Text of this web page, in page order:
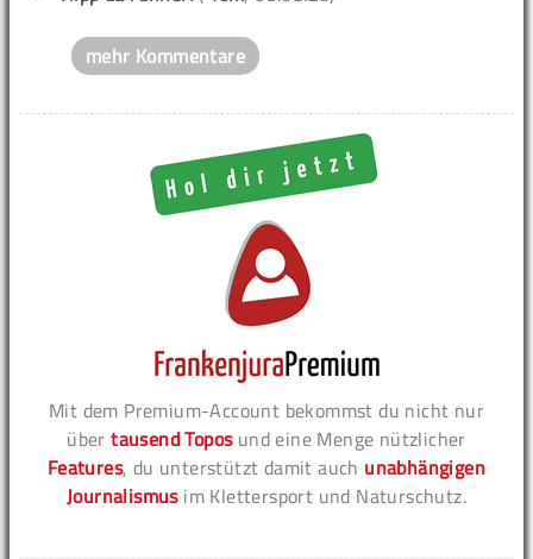
mehr Kommentare
Mit dem Premium-Account bekommst du nicht nur
übertausend Toposund eine Menge nützlicher
Features, du unterstützt damit auch unabhängigen
Journalismusim Klettersport und Naturschutz.